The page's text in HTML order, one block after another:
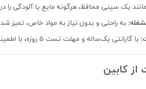
مانند یک سینی محافظ، هرگونه مایع یا آلودگی
به راحتی و بدون نیاز به مواد خاص، تمیز
با گارانتی یک‌ساله و مهلت تست ۵ روزه، با اطمینان کامل خرید کنید.
کابین